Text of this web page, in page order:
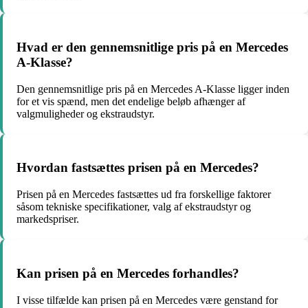
Hvad er den gennemsnitlige pris på en Mercedes
A-Klasse?
Den gennemsnitlige pris på en Mercedes A-Klasse ligger inden
for et vis spænd, men det endelige beløb afhænger af
valgmuligheder og ekstraudstyr.
Hvordan fastsættes prisen på en Mercedes?
Prisen på en Mercedes fastsættes ud fra forskellige faktorer
såsom tekniske specifikationer, valg af ekstraudstyr og
markedspriser.
Kan prisen på en Mercedes forhandles?
I visse tilfælde kan prisen på en Mercedes være genstand for